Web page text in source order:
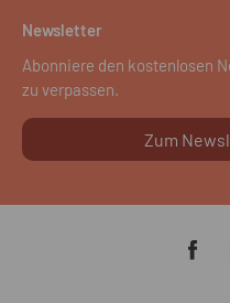
Newsletter
Abonniere den kostenlosen
zu verpassen.
Zum